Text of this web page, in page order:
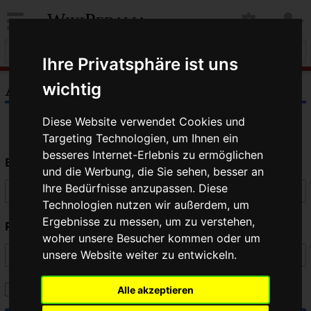
Ihre Privatsphäre ist uns
wichtig
Diese Website verwendet Cookies und
Targeting Technologien, um Ihnen ein
besseres Internet-Erlebnis zu ermöglichen
und die Werbung, die Sie sehen, besser an
Ihre Bedürfnisse anzupassen. Diese
Technologien nutzen wir außerdem, um
Ergebnisse zu messen, um zu verstehen,
woher unsere Besucher kommen oder um
unsere Website weiter zu entwickeln.
Alle akzeptieren
WikiPedalia
Anmelden
Benutzername
Passwort
Angemeldet bleiben